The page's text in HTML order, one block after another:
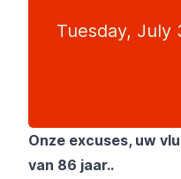
Tuesday, July
Onze excuses, uw
van 86 jaar..